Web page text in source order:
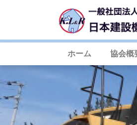
ホーム
協会概